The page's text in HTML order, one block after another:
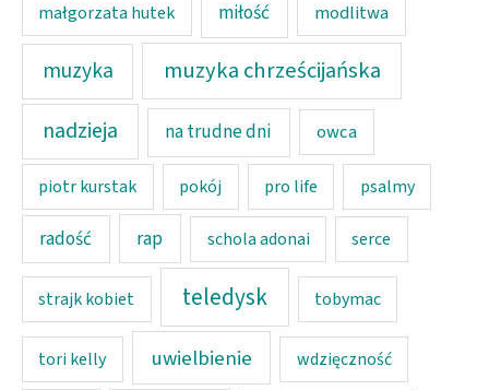
małgorzata hutek miłość modlitwa
muzyka muzyka chrześcijańska
nadzieja na trudne dni owca
piotr kurstak pokój pro life psalmy
radość rap schola adonai serce
strajk kobiet teledysk tobymac
tori kelly uwielbienie wdzięczność